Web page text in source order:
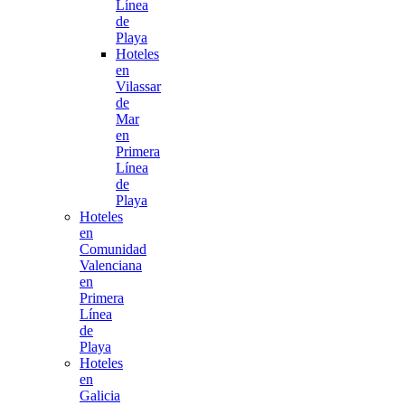
Línea
de
Playa
Hoteles
en
Vilassar
de
Mar
en
Primera
Línea
de
Playa
Hoteles
en
Comunidad
Valenciana
en
Primera
Línea
de
Playa
Hoteles
en
Galicia